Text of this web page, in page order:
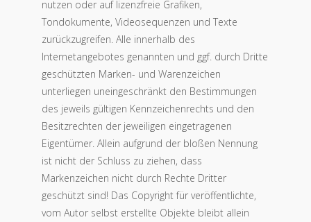
nutzen oder auf lizenzfreie Grafiken,
Tondokumente, Videosequenzen und Texte
zurückzugreifen. Alle innerhalb des
Internetangebotes genannten und ggf. durch Dritte
geschützten Marken- und Warenzeichen
unterliegen uneingeschränkt den Bestimmungen
des jeweils gültigen Kennzeichenrechts und den
Besitzrechten der jeweiligen eingetragenen
Eigentümer. Allein aufgrund der bloßen Nennung
ist nicht der Schluss zu ziehen, dass
Markenzeichen nicht durch Rechte Dritter
geschützt sind! Das Copyright für veröffentlichte,
vom Autor selbst erstellte Objekte bleibt allein